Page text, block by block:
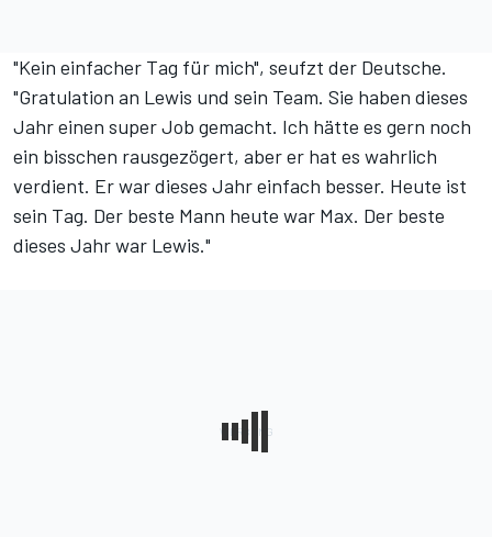
"Kein einfacher Tag für mich", seufzt der Deutsche.
"Gratulation an Lewis und sein Team. Sie haben dieses
Jahr einen super Job gemacht. Ich hätte es gern noch
ein bisschen rausgezögert, aber er hat es wahrlich
verdient. Er war dieses Jahr einfach besser. Heute ist
sein Tag. Der beste Mann heute war Max. Der beste
dieses Jahr war Lewis."